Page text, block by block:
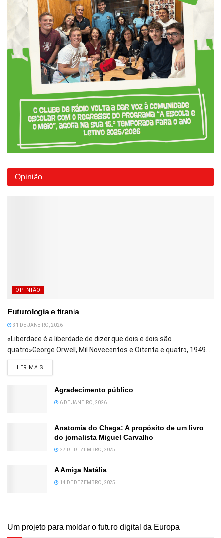
Opinião
OPINIÃO
Futurologia e tirania
31 DE JANEIRO, 2026
«Liberdade é a liberdade de dizer que dois e dois são
quatro»George Orwell, Mil Novecentos e Oitenta e quatro, 1949...
LER MAIS
Agradecimento público
6 DE JANEIRO, 2026
Anatomia do Chega: A propósito de um livro
do jornalista Miguel Carvalho
27 DE DEZEMBRO, 2025
A Amiga Natália
14 DE DEZEMBRO, 2025
Um projeto para moldar o futuro digital da Europa